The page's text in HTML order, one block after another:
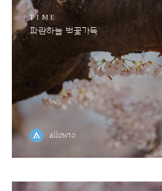
TIME
파란하늘 벚꽃가득
allowto